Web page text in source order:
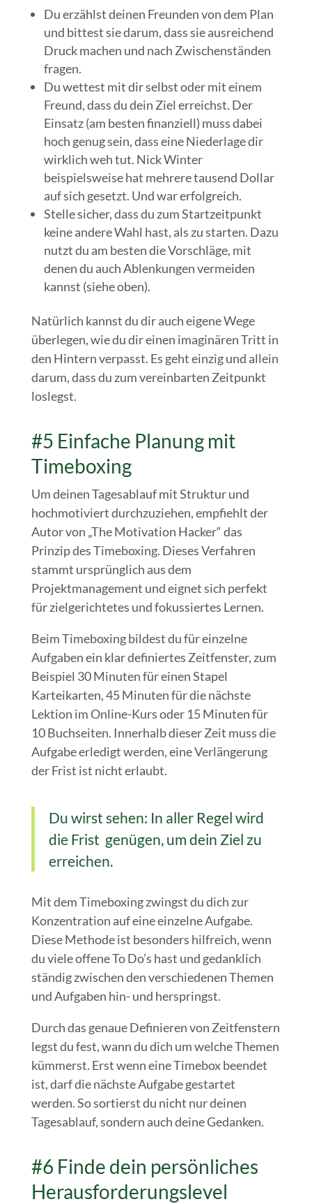
Du erzählst deinen Freunden von dem Plan
und bittest sie darum, dass sie ausreichend
Druck machen und nach Zwischenständen
fragen.
Du wettest mit dir selbst oder mit einem
Freund, dass du dein Ziel erreichst. Der
Einsatz (am besten finanziell) muss dabei
hoch genug sein, dass eine Niederlage dir
wirklich weh tut. Nick Winter
beispielsweise hat mehrere tausend Dollar
auf sich gesetzt. Und war erfolgreich.
Stelle sicher, dass du zum Startzeitpunkt
keine andere Wahl hast, als zu starten. Dazu
nutzt du am besten die Vorschläge, mit
denen du auch Ablenkungen vermeiden
kannst (siehe oben).
Natürlich kannst du dir auch eigene Wege
überlegen, wie du dir einen imaginären Tritt in
den Hintern verpasst. Es geht einzig und allein
darum, dass du zum vereinbarten Zeitpunkt
loslegst.
#5 Einfache Planung mit
Timeboxing
Um deinen Tagesablauf mit Struktur und
hochmotiviert durchzuziehen, empfiehlt der
Autor von „The Motivation Hacker“ das
Prinzip des Timeboxing. Dieses Verfahren
stammt ursprünglich aus dem
Projektmanagement und eignet sich perfekt
für zielgerichtetes und fokussiertes Lernen.
Beim Timeboxing bildest du für einzelne
Aufgaben ein klar definiertes Zeitfenster, zum
Beispiel 30 Minuten für einen Stapel
Karteikarten, 45 Minuten für die nächste
Lektion im Online-Kurs oder 15 Minuten für
10 Buchseiten. Innerhalb dieser Zeit muss die
Aufgabe erledigt werden, eine Verlängerung
der Frist ist nicht erlaubt.
Du wirst sehen: In aller Regel wird
die Frist genügen, um dein Ziel zu
erreichen.
Mit dem Timeboxing zwingst du dich zur
Konzentration auf eine einzelne Aufgabe.
Diese Methode ist besonders hilfreich, wenn
du viele offene To Do’s hast und gedanklich
ständig zwischen den verschiedenen Themen
und Aufgaben hin- und herspringst.
Durch das genaue Definieren von Zeitfenstern
legst du fest, wann du dich um welche Themen
kümmerst. Erst wenn eine Timebox beendet
ist, darf die nächste Aufgabe gestartet
werden. So sortierst du nicht nur deinen
Tagesablauf, sondern auch deine Gedanken.
#6 Finde dein persönliches
Herausforderungslevel